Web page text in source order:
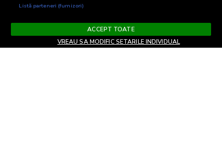
Listă parteneri (furnizori)
ACCEPT TOATE
VREAU SA MODIFIC SETARILE INDIVIDUAL